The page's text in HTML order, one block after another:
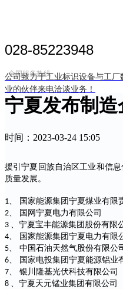
028-85223948
全国服务热线
公司致力于工业标识设备与工
业的伙伴来电洽谈业务！
首页
关于我们
企业荣誉
产品中心
宁夏发布制
时间： 2023-03-24 15:05
援引宁夏回族自治区工业和信
质量发展。
1 、 国家能源集团宁夏煤业有限
2 、 国网宁夏电力有限公司
3
、宁夏宝丰能源集团股份有限
4 、 国家能源集团宁夏电力有限
5 、 中国石油天然气股份有限公
6 、 国家电投集团宁夏能源铝业
7 、 银川隆基光伏科技有限公司
8
、宁夏天元锰业集团有限公司